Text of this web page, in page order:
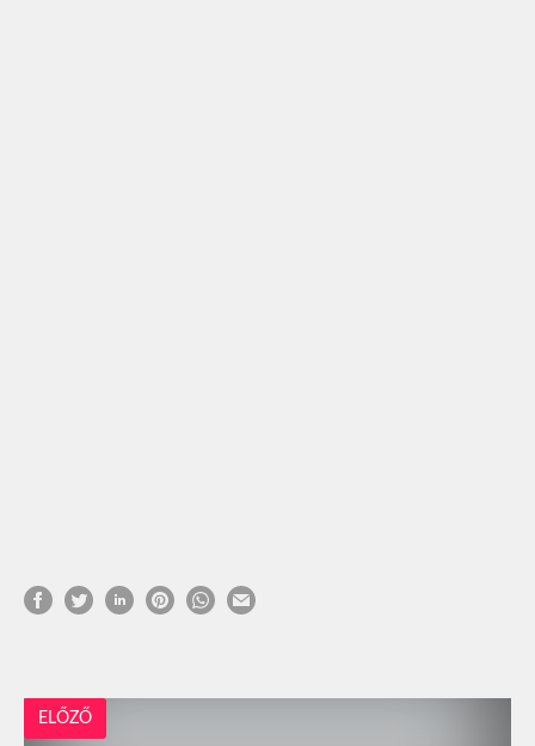
ELŐZŐ